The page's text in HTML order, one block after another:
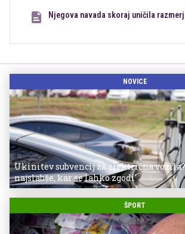
Njegova navada skoraj uničila
NOVICE
Ukinitev subvencij za električna
najslabše, kar se lahko zgodi'
ŠPORT